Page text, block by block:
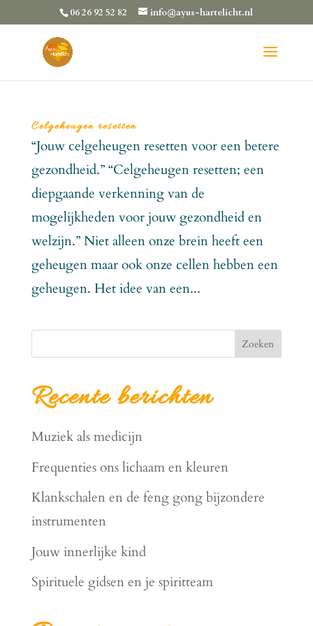
06 26 92 52 82 info@ayus-hartelicht.nl
Celgeheugen resetten
“Jouw celgeheugen resetten voor een betere
gezondheid.” “Celgeheugen resetten; een
diepgaande verkenning van de
mogelijkheden voor jouw gezondheid en
welzijn.” Niet alleen onze brein heeft een
geheugen maar ook onze cellen hebben een
geheugen. Het idee van een...
Zoeken
Recente berichten
Muziek als medicijn
Frequenties ons lichaam en kleuren
Klankschalen en de feng gong bijzondere
instrumenten
Jouw innerlijke kind
Spirituele gidsen en je spiritteam